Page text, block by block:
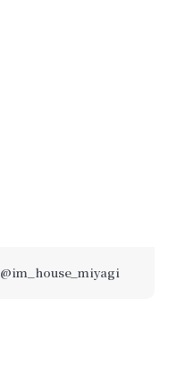
@im_house_miyagi